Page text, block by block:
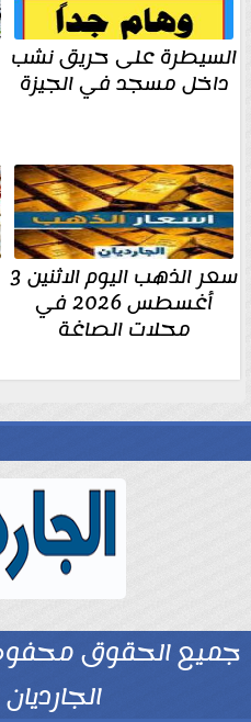
السيطرة على حريق نشب
داخل مسجد في الجيزة
سعر الذهب اليوم الاثنين 3
أغسطس 2026 في
محلات الصاغة
جميع الحقوق